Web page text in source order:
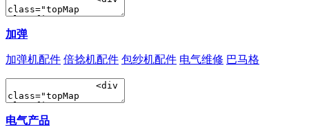
加弹
加弹机配件 倍捻机配件 包纱机配件 电气维修 巴马格
电气产品